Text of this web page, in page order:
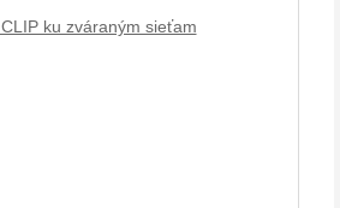
ku zváraným sieťam